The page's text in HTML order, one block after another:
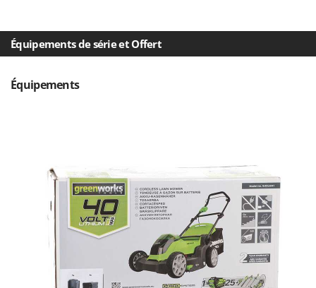
Équipements de série et Offert
Équipements